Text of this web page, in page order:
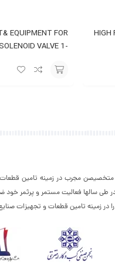
HIGH
EQUIPMENT FOR
VALVE 1-
متخصیصن مجرب در زمینه تامین
طی سالها فعالیت مستمر و پرثمر
در زمینه تامین قطعات و تجهیزات